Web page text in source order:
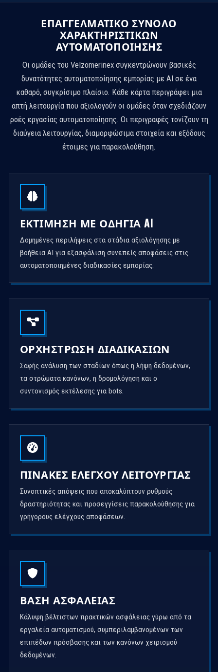
ΕΠΑΓΓΕΛΜΑΤΙΚΌ ΣΎΝΟΛΟ
ΧΑΡΑΚΤΗΡΙΣΤΙΚΏΝ
ΑΥΤΟΜΑΤΟΠΟΊΗΣΗΣ
Οι ομάδες του Velzomerinex συγκεντρώνουν βασικές
δυνατότητες αυτοματοποίησης εμπορίας με AI σε ένα
καθαρό, συγκρίσιμο πλαίσιο. Κάθε κάρτα περιγράφει μια
απτή λειτουργία που αξιολογούν οι ομάδες όταν σχεδιάζουν
ροές εργασίας αυτοματοποίησης. Οι περιγραφές τονίζουν τη
διαύγεια λειτουργίας, διαμορφώσιμα στοιχεία και εξόδους
έτοιμες για παρακολούθηση.
ΕΚΤΊΜΗΣΗ ΜΕ ΟΔΗΓΊΑ AI
Δομημένες περιλήψεις στα στάδια αξιολόγησης με
βοήθεια AI για εξασφάλιση συνεπείς αποφάσεις στις
αυτοματοποιημένες διαδικασίες εμπορίας.
ΟΡΧΉΣΤΡΩΣΗ ΔΙΑΔΙΚΑΣΙΏΝ
Σαφής ανάλυση των σταδίων όπως η λήψη δεδομένων,
τα στρώματα κανόνων, η δρομολόγηση και ο
συντονισμός εκτέλεσης για bots.
ΠΊΝΑΚΕΣ ΕΛΈΓΧΟΥ ΛΕΙΤΟΥΡΓΊΑΣ
Συνοπτικές απόψεις που αποκαλύπτουν ρυθμούς
δραστηριότητας και προσεγγίσεις παρακολούθησης για
γρήγορους ελέγχους αποφάσεων.
ΒΆΣΗ ΑΣΦΆΛΕΙΑΣ
Κάλυψη βέλτιστων πρακτικών ασφάλειας γύρω από τα
εργαλεία αυτοματισμού, συμπεριλαμβανομένων των
επιπέδων πρόσβασης και των κανόνων χειρισμού
δεδομένων.